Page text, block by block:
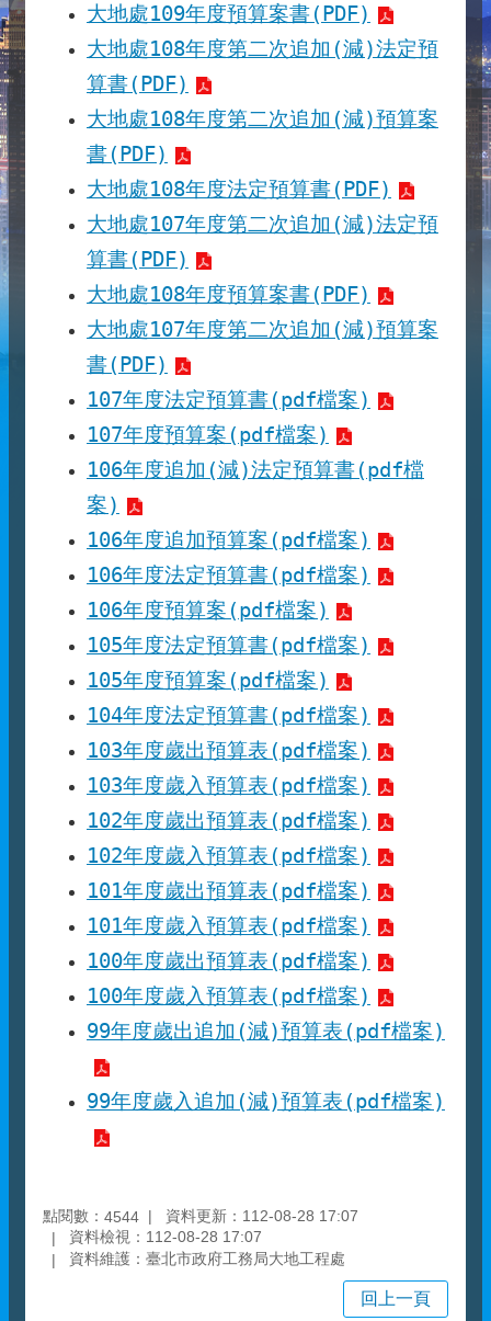
大地處109年度預算案書(PDF)
大地處108年度第二次追加(減)法定預
算書(PDF)
大地處108年度第二次追加(減)預算案
書(PDF)
大地處108年度法定預算書(PDF)
大地處107年度第二次追加(減)法定預
算書(PDF)
大地處108年度預算案書(PDF)
大地處107年度第二次追加(減)預算案
書(PDF)
107年度法定預算書(pdf檔案)
107年度預算案(pdf檔案)
106年度追加(減)法定預算書(pdf檔
案)
106年度追加預算案(pdf檔案)
106年度法定預算書(pdf檔案)
106年度預算案(pdf檔案)
105年度法定預算書(pdf檔案)
105年度預算案(pdf檔案)
104年度法定預算書(pdf檔案)
103年度歲出預算表(pdf檔案)
103年度歲入預算表(pdf檔案)
102年度歲出預算表(pdf檔案)
102年度歲入預算表(pdf檔案)
101年度歲出預算表(pdf檔案)
101年度歲入預算表(pdf檔案)
100年度歲出預算表(pdf檔案)
100年度歲入預算表(pdf檔案)
99年度歲出追加(減)預算表(pdf檔案)
99年度歲入追加(減)預算表(pdf檔案)
點閱數： 4544
資料更新：112-08-28 17:07
資料檢視：112-08-28 17:07
資料維護：臺北市政府工務局大地工程處
回上一頁